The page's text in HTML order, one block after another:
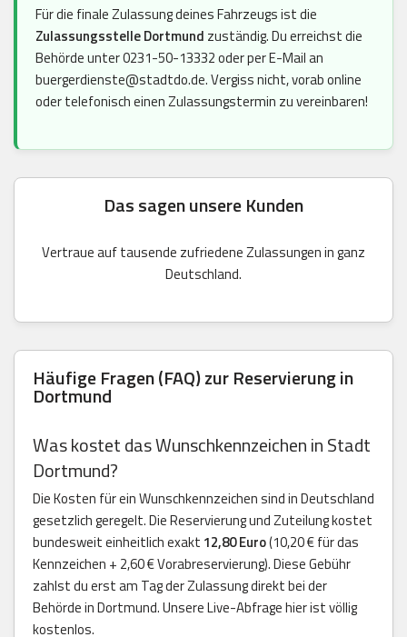
Für die finale Zulassung deines Fahrzeugs ist die
Zulassungsstelle Dortmund zuständig. Du erreichst die
Behörde unter 0231-50-13332 oder per E-Mail an
buergerdienste@stadtdo.de. Vergiss nicht, vorab online
oder telefonisch einen Zulassungstermin zu vereinbaren!
Das sagen unsere Kunden
Vertraue auf tausende zufriedene Zulassungen in ganz
Deutschland.
Häufige Fragen (FAQ) zur Reservierung in
Dortmund
Was kostet das Wunschkennzeichen in Stadt
Dortmund?
Die Kosten für ein Wunschkennzeichen sind in Deutschland
gesetzlich geregelt. Die Reservierung und Zuteilung kostet
bundesweit einheitlich exakt 12,80 Euro(10,20 € für das
Kennzeichen + 2,60 € Vorabreservierung). Diese Gebühr
zahlst du erst am Tag der Zulassung direkt bei der
Behörde in Dortmund. Unsere Live-Abfrage hier ist völlig
kostenlos.